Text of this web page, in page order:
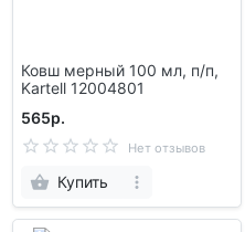
Ковш мерный 100 мл, п/п,
Kartell 12004801
565р.
Нет отзывов
Купить